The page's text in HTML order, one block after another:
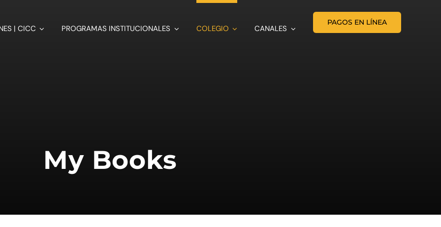
| CICC PROGRAMAS INSTITUCIONALES COLEGIO CANALES
PAGOS EN LÍNEA
My Books